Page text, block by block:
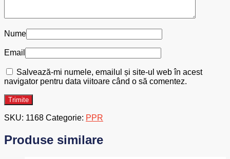
Nume
Email
Salvează-mi numele, emailul și site-ul web în acest
navigator pentru data viitoare când o să comentez.
SKU: 1168 Categorie: PPR
Produse similare